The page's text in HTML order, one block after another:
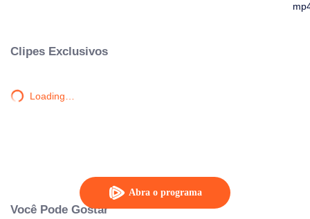
Abra o programa
Clipes Exclusivos
Loading…
Você Pode Gostar